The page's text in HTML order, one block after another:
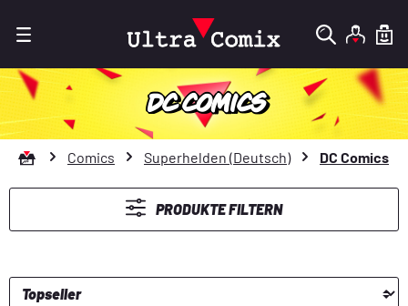
DC COMICS
Zur Startseite gehen
Comics Superhelden (Deutsch) DC Comics
PRODUKTE FILTERN